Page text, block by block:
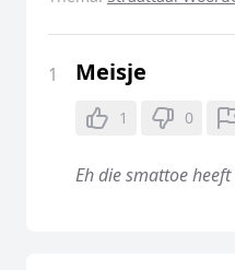
1 Meisje
1 0
Eh die smattoe